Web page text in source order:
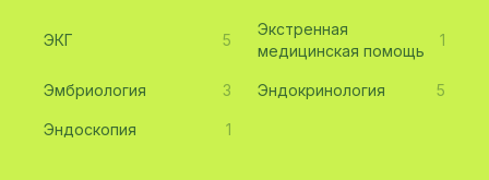
ЭКГ 5
Экстренная
медицинская помощь
1
Эмбриология 3 Эндокринология 5
Эндоскопия 1